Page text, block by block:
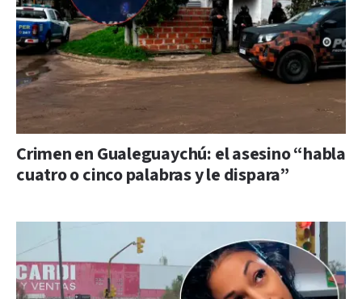
Crimen en Gualeguaychú: el asesino “habla
cuatro o cinco palabras y le dispara”